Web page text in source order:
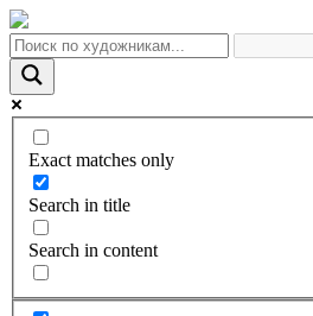
Exact matches only
Search in title
Search in content